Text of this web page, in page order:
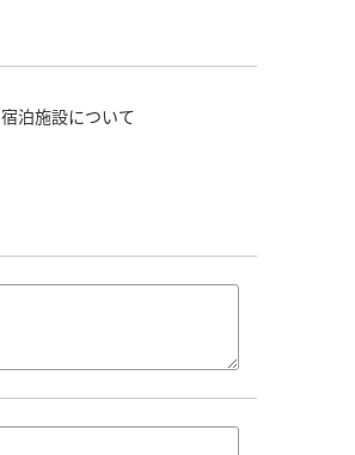
宿泊施設について